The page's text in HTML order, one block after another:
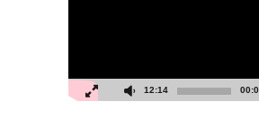
12:14